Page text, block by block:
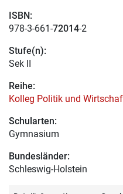
ISBN:
978-3-661-72014-2
Stufe(n):
Sek II
Reihe:
Kolleg Politik und
Schularten:
Gymnasium
Bundesländer:
Schleswig-Holstein